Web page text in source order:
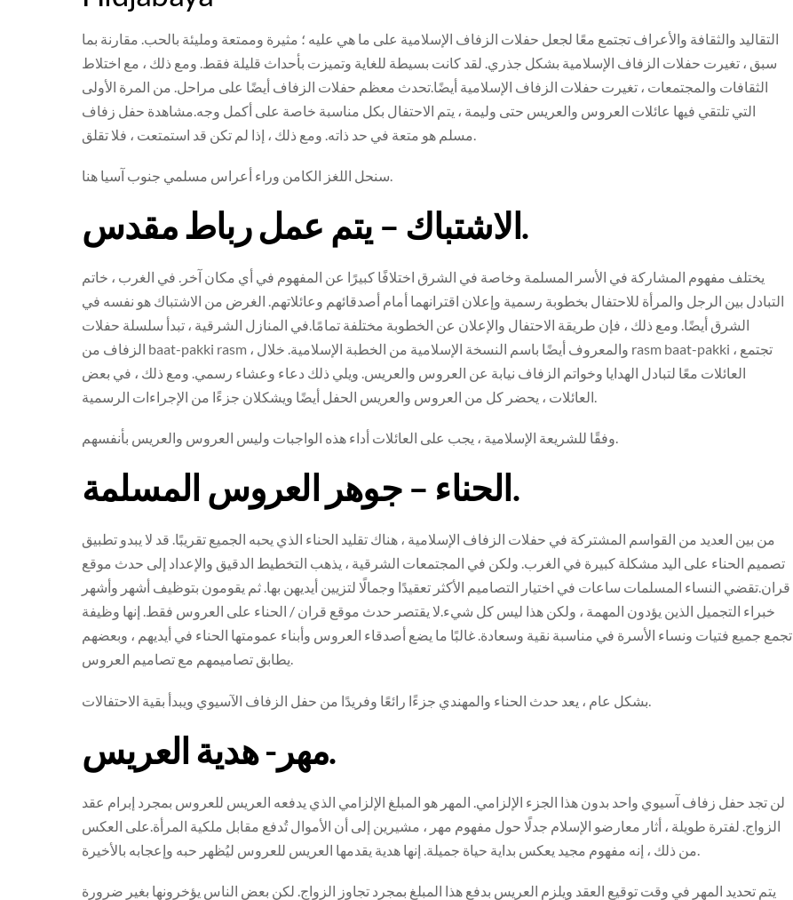
التقاليد والثقافة والأعراف تجتمع معًا لجعل حفلات الزفاف الإسلامية على ما هي عليه ؛ مثيرة وممتعة ومليئة بالحب. مقارنة بما
سبق ، تغيرت حفلات الزفاف الإسلامية بشكل جذري. لقد كانت بسيطة للغاية وتميزت بأحداث قليلة فقط. ومع ذلك ، مع اختلاط
الثقافات والمجتمعات ، تغيرت حفلات الزفاف الإسلامية أيضًا.تحدث معظم حفلات الزفاف أيضًا على مراحل. من المرة الأولى
التي تلتقي فيها عائلات العروس والعريس حتى وليمة ، يتم الاحتفال بكل مناسبة خاصة على أكمل وجه.مشاهدة حفل زفاف
الاشتباك – يتم عمل رباط مقدس.
يختلف مفهوم المشاركة في الأسر المسلمة وخاصة في الشرق اختلافًا كبيرًا عن المفهوم في أي مكان آخر. في الغرب ، خاتم
التبادل بين الرجل والمرأة للاحتفال بخطوبة رسمية وإعلان اقترانهما أمام أصدقائهم وعائلاتهم. الغرض من الاشتباك هو نفسه في
الشرق أيضًا. ومع ذلك ، فإن طريقة الاحتفال والإعلان عن الخطوبة مختلفة تمامًا.في المنازل الشرقية ، تبدأ سلسلة حفلات
الزفاف من baat-pakki rasm ، والمعروف أيضًا باسم النسخة الإسلامية من الخطبة الإسلامية. خلال rasm baat-pakki ، تجتمع
العائلات معًا لتبادل الهدايا وخواتم الزفاف نيابة عن العروس والعريس. ويلي ذلك دعاء وعشاء رسمي. ومع ذلك ، في بعض
العائلات ، يحضر كل من العروس والعريس الحفل أيضًا ويشكلان جزءًا من الإجراءات الرسمية.
وفقًا للشريعة الإسلامية ، يجب على العائلات أداء هذه الواجبات وليس العروس والعريس بأنفسهم.
الحناء – جوهر العروس المسلمة.
من بين العديد من القواسم المشتركة في حفلات الزفاف الإسلامية ، هناك تقليد الحناء الذي يحبه الجميع تقريبًا. قد لا يبدو تطبيق
تصميم الحناء على اليد مشكلة كبيرة في الغرب. ولكن في المجتمعات الشرقية ، يذهب التخطيط الدقيق والإعداد إلى حدث موقع
قران.تقضي النساء المسلمات ساعات في اختيار التصاميم الأكثر تعقيدًا وجمالًا لتزيين أيديهن بها. ثم يقومون بتوظيف أشهر وأشهر
خبراء التجميل الذين يؤدون المهمة ، ولكن هذا ليس كل شيء.لا يقتصر حدث موقع قران / الحناء على العروس فقط. إنها وظيفة
تجمع جميع فتيات ونساء الأسرة في مناسبة نقية وسعادة. غالبًا ما يضع أصدقاء العروس وأبناء عمومتها الحناء في أيديهم ، وبعضهم
يطابق تصاميمهم مع تصاميم العروس.
مهر- هدية العريس.
لن تجد حفل زفاف آسيوي واحد بدون هذا الجزء الإلزامي. المهر هو المبلغ الإلزامي الذي يدفعه العريس للعروس بمجرد إبرام عقد
الزواج. لفترة طويلة ، أثار معارضو الإسلام جدلًا حول مفهوم مهر ، مشيرين إلى أن الأموال تُدفع مقابل ملكية المرأة.على العكس
يتم تحديد المهر في وقت توقيع العقد ويلزم العريس بدفع هذا المبلغ بمجرد تجاوز الزواج. لكن بعض الناس يؤخرونها بغير ضرورة